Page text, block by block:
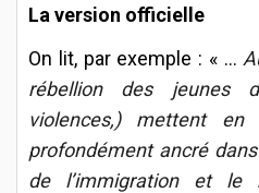
La version officielle
On lit, par exemple : « …
rébellion des jeunes
violences,) mettent en
profondément ancré
de l’immigration et le